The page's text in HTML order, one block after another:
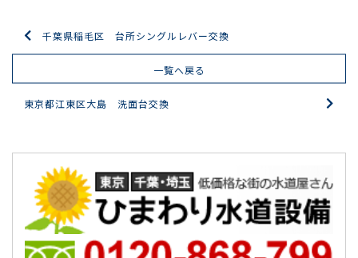
千葉県稲毛区 台所シングルレバー交換
一覧へ戻る
東京都江東区大島 洗面台交換